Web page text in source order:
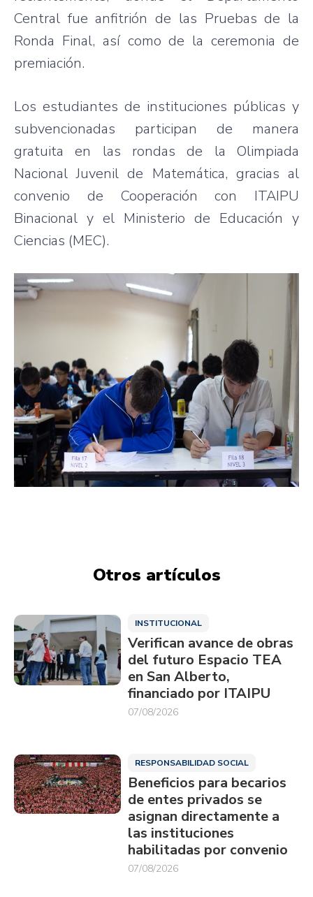
Central fue anfitrión de las Pruebas de la
Ronda Final, así como de la ceremonia de
premiación.
Los estudiantes de instituciones públicas y
subvencionadas participan de manera
gratuita en las rondas de la Olimpiada
Nacional Juvenil de Matemática, gracias al
convenio de Cooperación con ITAIPU
Binacional y el Ministerio de Educación y
Ciencias (MEC).
Otros artículos
INSTITUCIONAL
Verifican avance de obras
del futuro Espacio TEA
en San Alberto,
financiado por ITAIPU
07/08/2026
RESPONSABILIDAD SOCIAL
Beneficios para becarios
de entes privados se
asignan directamente a
las instituciones
habilitadas por convenio
07/08/2026